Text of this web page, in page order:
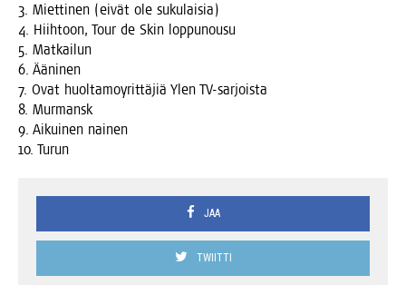
3. Miet­ti­nen (eivät ole sukulaisia)
4. Hiih­toon, Tour de Skin loppunousu
5. Matkailun
6. Ääninen
7. Ovat huol­ta­mo­y­rit­tä­jiä Ylen TV-sarjoista
8. Murmansk
9. Aikui­nen nainen
10. Turun
JAA
TWIITTI